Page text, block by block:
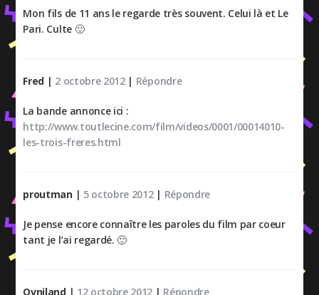
Mon fils de 11 ans le regarde très souvent. Celui là et Le
Pari. Culte 🙂
Fred | 2 octobre 2012| Répondre
La bande annonce ici :
http://www.toutlecine.com/film/videos/0001/00014010-
les-trois-freres.html
proutman | 5 octobre 2012| Répondre
Je pense encore connaître les paroles du film par coeur
tant je l’ai regardé. 🙂
Ovniland | 12 octobre 2012 | Répondre